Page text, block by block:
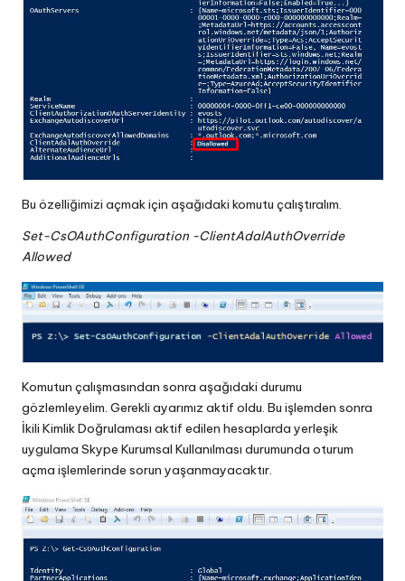
Bu özelliğimizi açmak için aşağıdaki komutu çalıştıralım.
Set-CsOAuthConfiguration -ClientAdalAuthOverride
Allowed
Komutun çalışmasından sonra aşağıdaki durumu
gözlemleyelim. Gerekli ayarımız aktif oldu. Bu işlemden sonra
İkili Kimlik Doğrulaması aktif edilen hesaplarda yerleşik
uygulama Skype Kurumsal Kullanılması durumunda oturum
açma işlemlerinde sorun yaşanmayacaktır.